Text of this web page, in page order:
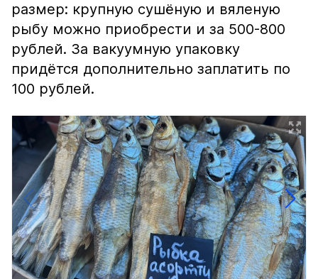
размер: крупную сушёную и вяленую
рыбу можно приобрести и за 500-800
рублей. За вакуумную упаковку
придётся дополнительно заплатить по
100 рублей.